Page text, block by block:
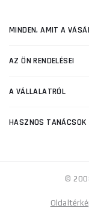
MINDEN, AMIT A
AZ ÖN RENDELÉSEI
A VÁLLALATRÓL
HASZNOS TANÁCSOK
©